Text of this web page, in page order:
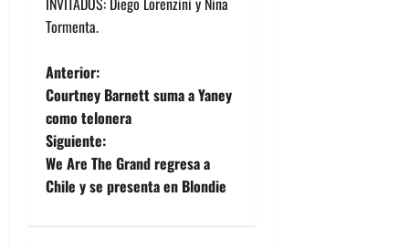
Tormenta.
N
a
v
e
Anterior:
Courtney Barnett suma a Yaney
como telonera
Siguiente:
We Are The Grand regresa a
Chile y se presenta en Blondie